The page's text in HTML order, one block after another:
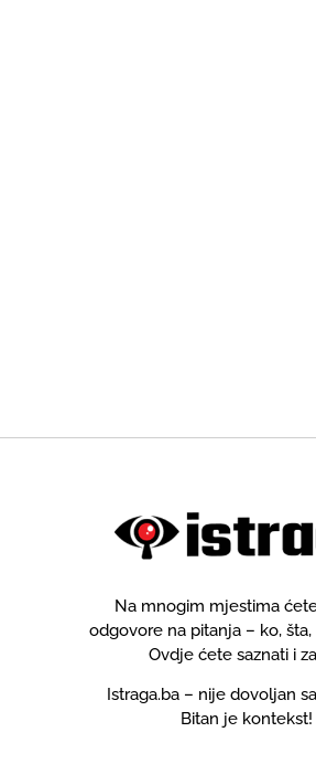
Na mnogim mjestima
odgovore na pitanja – ko, šta,
Ovdje ćete saznati i
Istraga.ba – nije dovoljan
Bitan je kontekst!